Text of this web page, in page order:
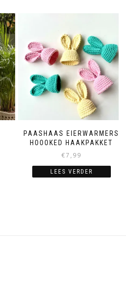
PAASHAAS EIERWARMERS
HOOOKED HAAKPAKKET
€7,99
LEES VERDER